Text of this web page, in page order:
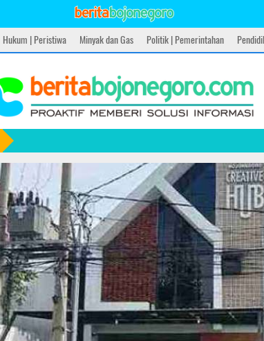
Hukum | Peristiwa Minyak dan Gas Politik | Pemerintahan